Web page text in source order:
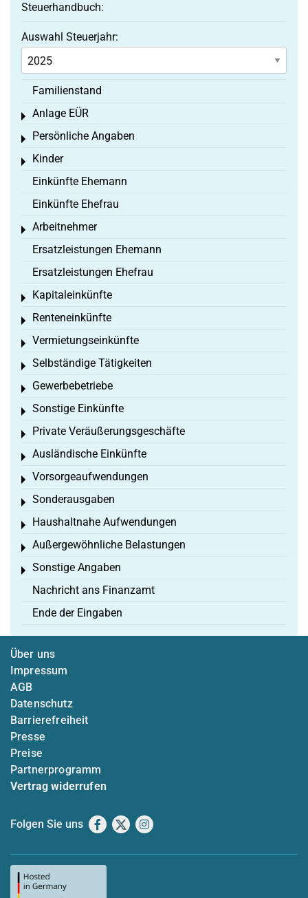
Steuerhandbuch:
Auswahl Steuerjahr:
Familienstand
Anlage EÜR
Toggle menu
Persönliche Angaben
Toggle menu
Kinder
Toggle menu
Einkünfte Ehemann
Einkünfte Ehefrau
Arbeitnehmer
Toggle menu
Ersatzleistungen Ehemann
Ersatzleistungen Ehefrau
Kapitaleinkünfte
Toggle menu
Renteneinkünfte
Toggle menu
Vermietungseinkünfte
Toggle menu
Selbständige Tätigkeiten
Toggle menu
Gewerbebetriebe
Toggle menu
Sonstige Einkünfte
Toggle menu
Private Veräußerungsgeschäfte
Toggle menu
Ausländische Einkünfte
Toggle menu
Vorsorgeaufwendungen
Toggle menu
Sonderausgaben
Toggle menu
Haushaltnahe Aufwendungen
Toggle menu
Außergewöhnliche Belastungen
Toggle menu
Sonstige Angaben
Toggle menu
Nachricht ans Finanzamt
Ende der Eingaben
Über uns
Impressum
AGB
Datenschutz
Barrierefreiheit
Presse
Preise
Partnerprogramm
Vertrag widerrufen
Folgen Sie uns Facebook
X Instagram